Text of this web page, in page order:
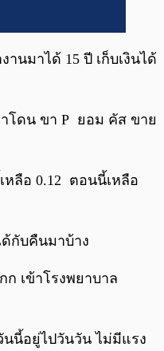
นมาได้ 15 ปี เก็บเงินได้
โดน ขา P ยอม คัส ขาย
หลือ 0.12 ตอนนี้เหลือ
กับคืนมาบ้าง
เข้าโรงพยาบาล
นี้อยู่ไปวันวัน ไม่มีแรง